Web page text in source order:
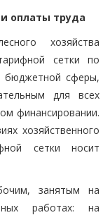
оплаты труда
хозяйства
сетки по
бюджетной сферы,
для всех
финансировании.
хозяйственного
сетки носит
занятым на
работах: на